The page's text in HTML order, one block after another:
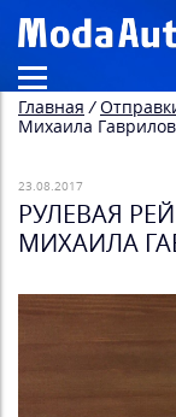
Главная /
Михаила
23.08.2017
РУЛЕВАЯ
МИХАИЛА